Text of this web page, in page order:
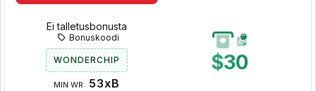
$30
Ei talletusbonusta
Bonuskoodi
WONDERCHIP
MIN WR: 53xB